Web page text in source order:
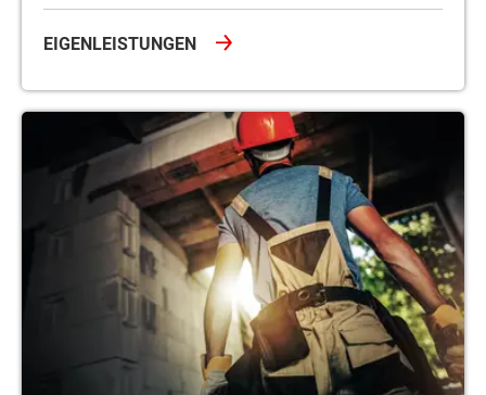
EIGENLEISTUNGEN
Baukosten sparen durch ein Ausbauhaus – wie viel ist drin?